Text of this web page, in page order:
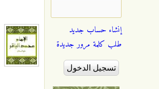
إنشاء حساب جديد
طلب كلمة مرور جديدة